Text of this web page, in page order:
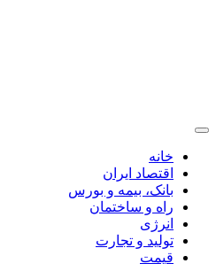
خانه
اقتصاد ایران
بانک، بیمه و بورس
راه و ساختمان
انرژی
تولید و تجارت
قیمت